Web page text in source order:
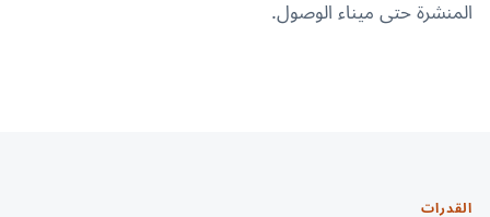
المنشرة حتى ميناء الوصول.
القدرات